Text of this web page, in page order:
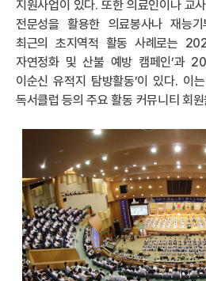
지원사업이 있다. 또한 의료인이나 교
전문성을 활용한 의료봉사나 재능
최근의 초지역적 활동 사례로는
자연정화 및 산불 예방 캠페인’과
이순신 유적지 탐방활동’이 있다. 이
독서클럽 등의 주요 활동 커뮤니티 회